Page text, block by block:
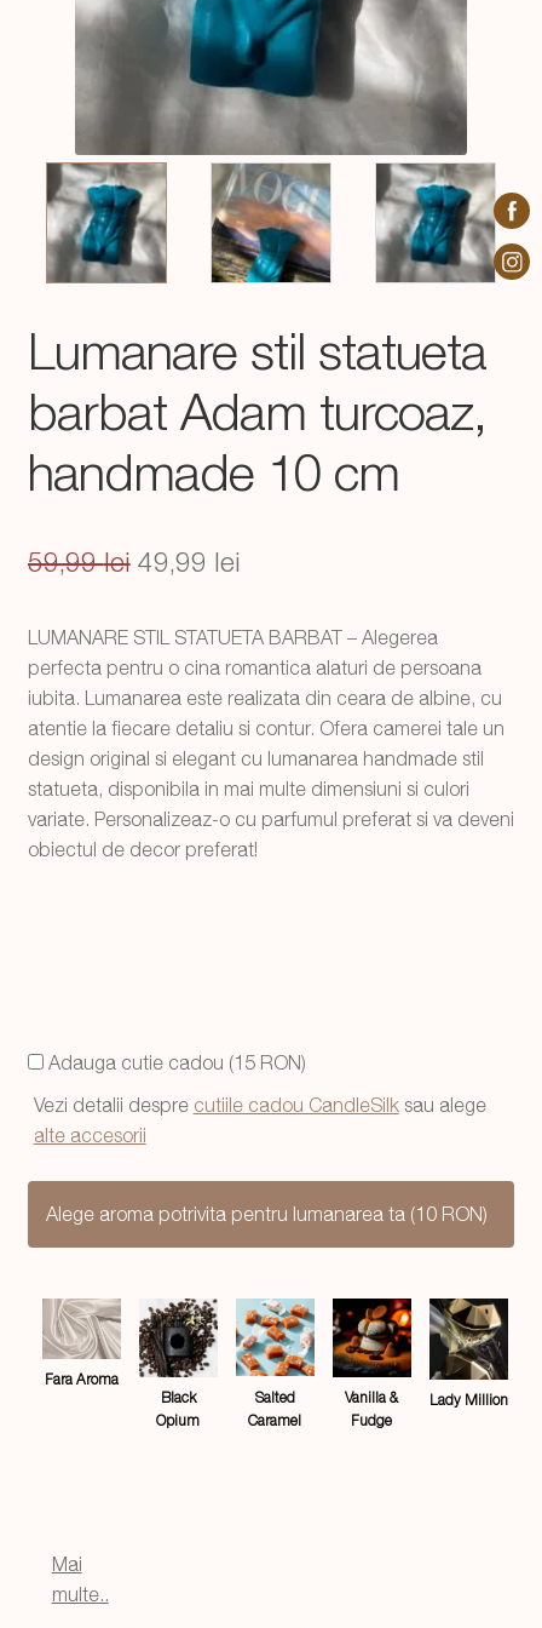
Lumanare stil statueta
barbat Adam turcoaz,
handmade 10 cm
59,99lei Prețul
a
fost:
59,99 lei.
49,99 lei
este:
49,99 lei.
LUMANARE STIL STATUETA BARBAT – Alegerea
perfecta pentru o cina romantica alaturi de persoana
iubita. Lumanarea este realizata din ceara de albine, cu
atentie la fiecare detaliu si contur. Ofera camerei tale un
design original si elegant cu lumanarea handmade stil
statueta, disponibila in mai multe dimensiuni si culori
variate. Personalizeaz-o cu parfumul preferat si va deveni
obiectul de decor preferat!
Adauga cutie cadou (15 RON)
Vezi detalii despre cutiile cadou CandleSilksau alege
alte accesorii
Alege aroma potrivita pentru lumanarea ta (10 RON)
Fara Aroma
Black
Opium
Salted
Caramel
Vanilla &
Fudge
Lady Million
Mai
multe..